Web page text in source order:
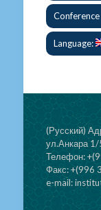
Conference
Language:
(Русский)
ул.Анкара 1/
Телефон:
Факс: +(996
e-mail: